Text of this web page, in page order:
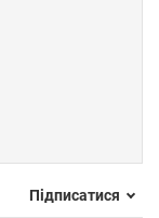
Підписатися